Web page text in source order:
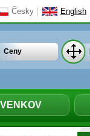
Česky English
VENKOV
Ceny